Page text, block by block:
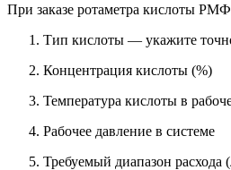
При заказе ротаметра кислоты
Тип кислоты — укажите
Концентрация кислоты (%)
Температура кислоты в
Рабочее давление в системе
Требуемый диапазон